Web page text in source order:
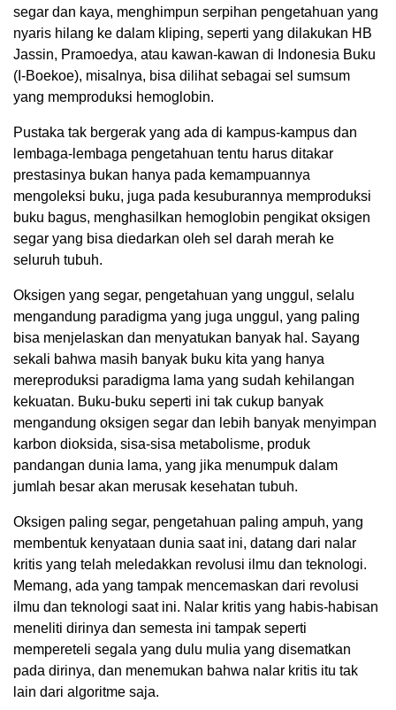
segar dan kaya, menghimpun serpihan pengetahuan yang
nyaris hilang ke dalam kliping, seperti yang dilakukan HB
Jassin, Pramoedya, atau kawan-kawan di Indonesia Buku
(I-Boekoe), misalnya, bisa dilihat sebagai sel sumsum
yang memproduksi hemoglobin.
Pustaka tak bergerak yang ada di kampus-kampus dan
lembaga-lembaga pengetahuan tentu harus ditakar
prestasinya bukan hanya pada kemampuannya
mengoleksi buku, juga pada kesuburannya memproduksi
buku bagus, menghasilkan hemoglobin pengikat oksigen
segar yang bisa diedarkan oleh sel darah merah ke
seluruh tubuh.
Oksigen yang segar, pengetahuan yang unggul, selalu
mengandung paradigma yang juga unggul, yang paling
bisa menjelaskan dan menyatukan banyak hal. Sayang
sekali bahwa masih banyak buku kita yang hanya
mereproduksi paradigma lama yang sudah kehilangan
kekuatan. Buku-buku seperti ini tak cukup banyak
mengandung oksigen segar dan lebih banyak menyimpan
karbon dioksida, sisa-sisa metabolisme, produk
pandangan dunia lama, yang jika menumpuk dalam
jumlah besar akan merusak kesehatan tubuh.
Oksigen paling segar, pengetahuan paling ampuh, yang
membentuk kenyataan dunia saat ini, datang dari nalar
kritis yang telah meledakkan revolusi ilmu dan teknologi.
Memang, ada yang tampak mencemaskan dari revolusi
ilmu dan teknologi saat ini. Nalar kritis yang habis-habisan
meneliti dirinya dan semesta ini tampak seperti
mempereteli segala yang dulu mulia yang disematkan
pada dirinya, dan menemukan bahwa nalar kritis itu tak
lain dari algoritme saja.